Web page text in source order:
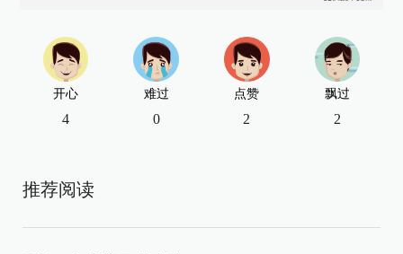
开心
4
难过
0
点赞
2
飘过
2
推荐阅读